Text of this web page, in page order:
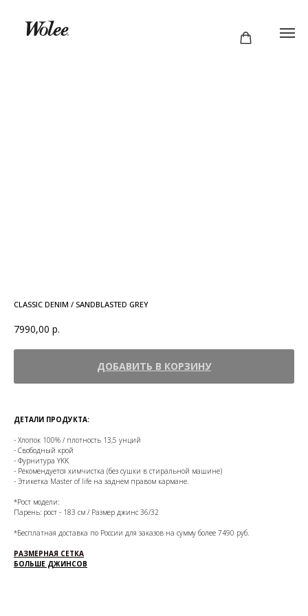
CLASSIC DENIM / SANDBLASTED GREY
7990,00 р.
ДОБАВИТЬ В КОРЗИНУ
ДЕТАЛИ ПРОДУКТА:
- Хлопок 100% / плотность 13,5 унций
- Свободный крой
- Фурнитура YKK
- Рекомендуется химчистка (без сушки в стиральной машине)
- Этикетка Master of life на заднем правом кармане.
*Рост модели:
Парень: рост - 183 см / Размер джинс 36/32
*Бесплатная доставка по России для заказов на сумму более 7490 руб.
РАЗМЕРНАЯ СЕТКА
БОЛЬШЕ ДЖИНСОВ